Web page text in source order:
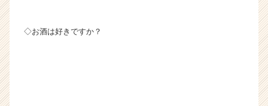
◇お酒は好きですか？